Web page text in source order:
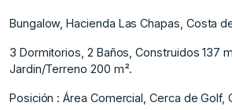
Bungalow, Hacienda Las Chapas, Costa
3 Dormitorios, 2 Baños, Construidos 137
Jardin/Terreno 200 m².
Posición : Área Comercial, Cerca de Golf,